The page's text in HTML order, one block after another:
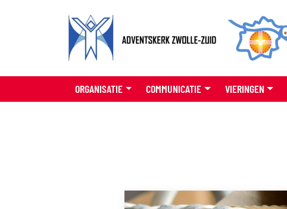
ORGANISATIE COMMUNICATIE VIERINGEN